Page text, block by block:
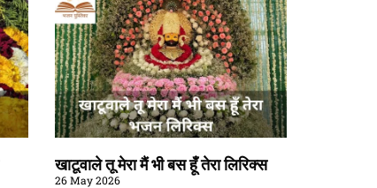
खाटूवाले तू मेरा मैं भी बस हूँ तेरा लिरिक्स
26 May 2026